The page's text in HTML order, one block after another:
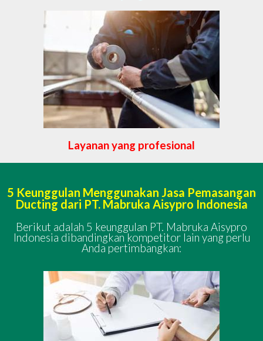
Layanan yang profesional
5 Keunggulan Menggunakan Jasa Pemasangan
Ducting dari PT. Mabruka Aisypro Indonesia
Berikut adalah 5 keunggulan PT. Mabruka Aisypro
Indonesia dibandingkan kompetitor lain yang perlu
Anda pertimbangkan: